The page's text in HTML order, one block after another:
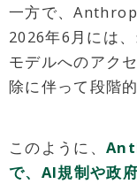
一方で、
2026年6月には
モデルへのアク
除に伴って段階
このように、
で、AI規制や政